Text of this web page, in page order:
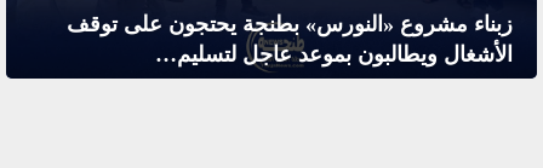
زبناء مشروع «النورس» بطنجة يحتجون على توقف
الأشغال ويطالبون بموعد عاجل لتسليم…